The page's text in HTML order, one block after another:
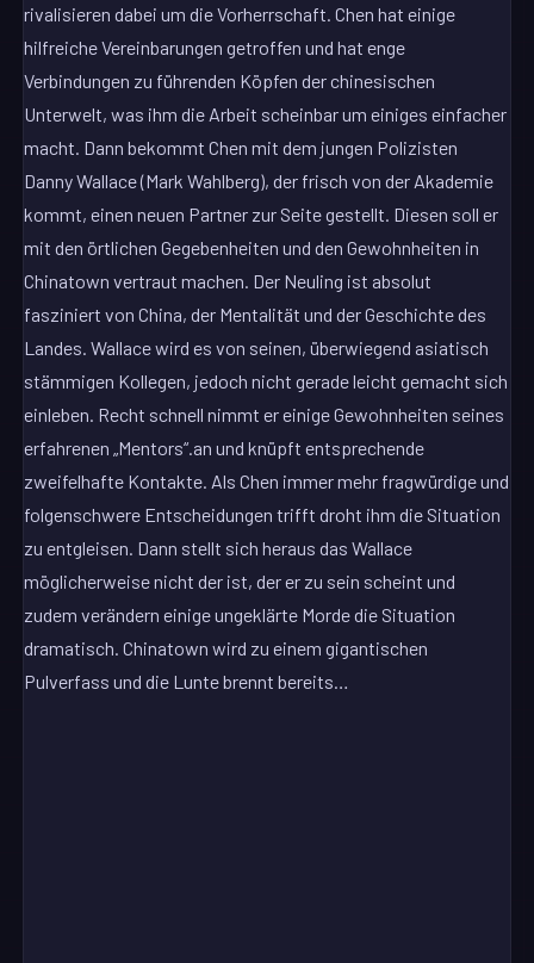
rivalisieren dabei um die Vorherrschaft. Chen hat einige
hilfreiche Vereinbarungen getroffen und hat enge
Verbindungen zu führenden Köpfen der chinesischen
Unterwelt, was ihm die Arbeit scheinbar um einiges einfacher
macht. Dann bekommt Chen mit dem jungen Polizisten
Danny Wallace (Mark Wahlberg), der frisch von der Akademie
kommt, einen neuen Partner zur Seite gestellt. Diesen soll er
mit den örtlichen Gegebenheiten und den Gewohnheiten in
Chinatown vertraut machen. Der Neuling ist absolut
fasziniert von China, der Mentalität und der Geschichte des
Landes. Wallace wird es von seinen, überwiegend asiatisch
stämmigen Kollegen, jedoch nicht gerade leicht gemacht sich
einleben. Recht schnell nimmt er einige Gewohnheiten seines
erfahrenen „Mentors“.an und knüpft entsprechende
zweifelhafte Kontakte. Als Chen immer mehr fragwürdige und
folgenschwere Entscheidungen trifft droht ihm die Situation
zu entgleisen. Dann stellt sich heraus das Wallace
möglicherweise nicht der ist, der er zu sein scheint und
zudem verändern einige ungeklärte Morde die Situation
dramatisch. Chinatown wird zu einem gigantischen
Pulverfass und die Lunte brennt bereits…